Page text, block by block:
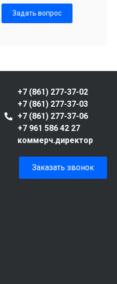
Задать вопрос
+7 (861) 277-37-02
+7 (861) 277-37-03
+7 (861) 277-37-06
+7 961 586 42 27
коммерч.директор
Заказать звонок